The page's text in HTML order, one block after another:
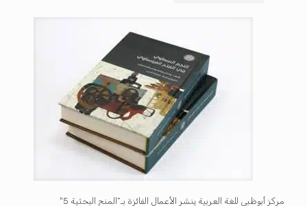
مركز أبوظبي للغة العربية ينشر الأعمال الفائزة بـ”المنح البحثية 5″